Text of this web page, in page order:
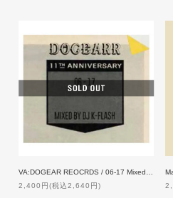
2,400円(税込2,640円)